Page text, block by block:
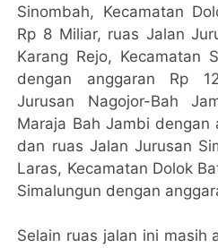
Sinombah, Kecamatan
Rp 8 Miliar, ruas Jalan
Karang Rejo, Kecamatan
dengan anggaran Rp
Jurusan Nagojor-Bah
Maraja Bah Jambi dengan
dan ruas Jalan Jurusan
Laras, Kecamatan Dolok
Simalungun dengan
Selain ruas jalan ini masih